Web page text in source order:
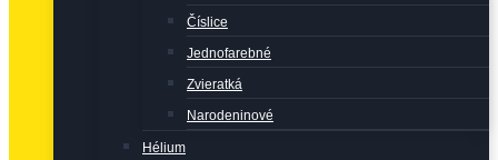
Číslice
Jednofarebné
Zvieratká
Narodeninové
Hélium